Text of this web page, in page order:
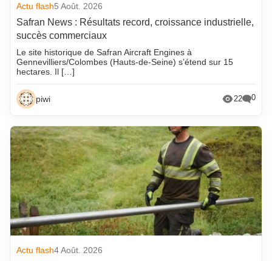
Actu flash5 Août. 2026
Safran News : Résultats record, croissance industrielle,
succès commerciaux
Le site historique de Safran Aircraft Engines à
Gennevilliers/Colombes (Hauts-de-Seine) s’étend sur 15
hectares. Il […]
piwi 22 0
Actu flash4 Août. 2026